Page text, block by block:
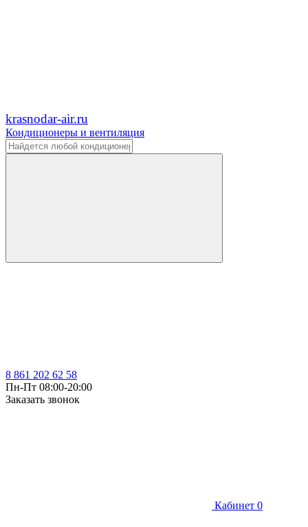
krasnodar-air.ru
Кондиционеры и вентиляция
8 861 202 62 58
Пн-Пт 08:00-20:00
Заказать звонок
Кабинет 0